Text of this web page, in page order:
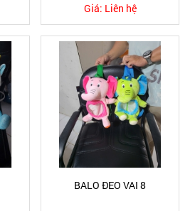
Giá: Liên hệ
BALO ĐEO VAI 8